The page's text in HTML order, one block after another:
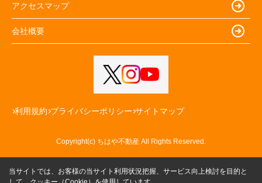
アクセスマップ
会社概要
利用規約 プライバシーポリシー サイトマップ
Copyright(c) ちはや不動産 All Rights Reserved.
当サイトでは、お客様の当サイト利用状況把握、サービス向上検討を目的と